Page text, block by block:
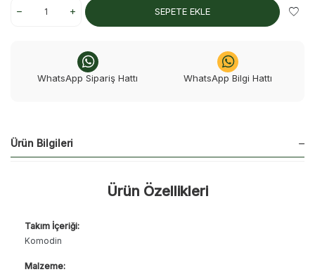
SEPETE EKLE
WhatsApp Sipariş Hattı WhatsApp Bilgi Hattı
Ürün Bilgileri
Ürün Özellikleri
Takım İçeriği:
Komodin
Malzeme: